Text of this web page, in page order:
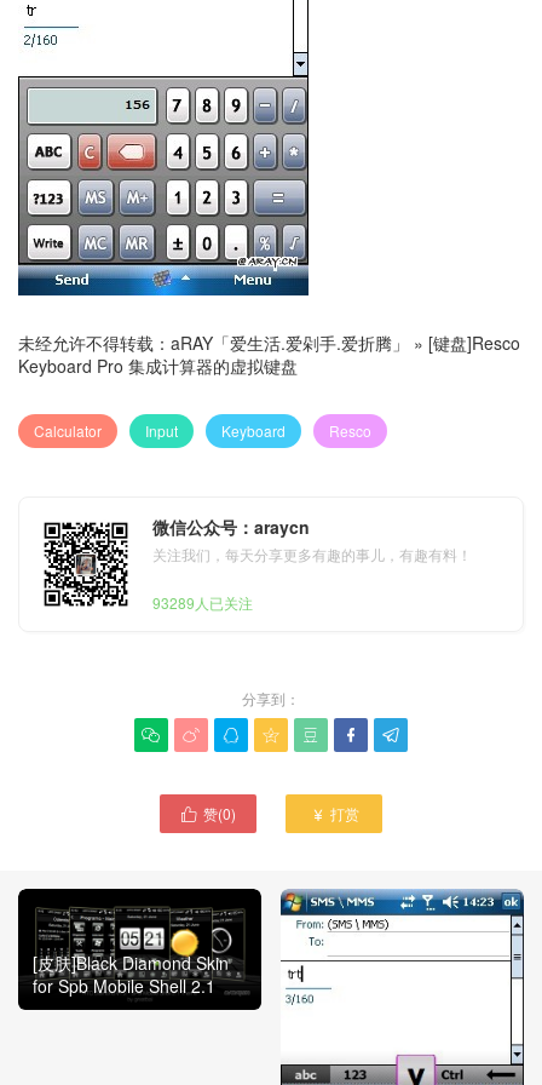
未经允许不得转载： aRAY「爱生活.爱剁手.爱折腾」 » [键盘]Resco
Keyboard Pro 集成计算器的虚拟键盘
Calculator Input Keyboard Resco
微信公众号：araycn
关注我们，每天分享更多有趣的事儿，有趣有料！
93289人已关注
分享到：
      
 赞(0)  打赏
[皮肤]Black Diamond Skin
for Spb Mobile Shell 2.1